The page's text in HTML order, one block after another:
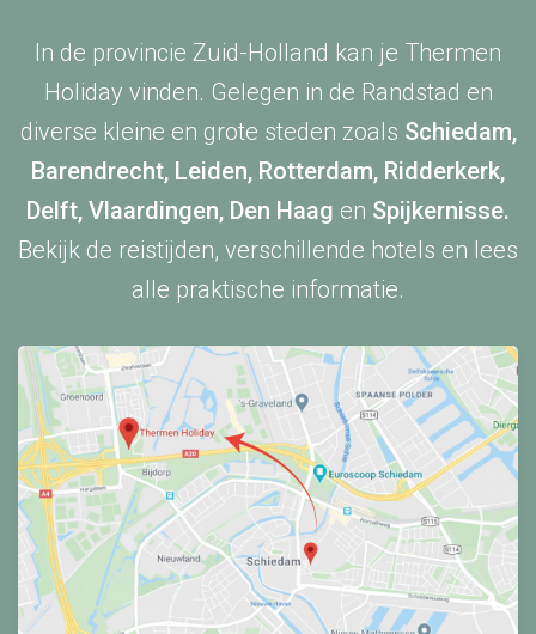
In de provincie Zuid-Holland kan je Thermen
Holiday vinden. Gelegen in de Randstad en
diverse kleine en grote steden zoals Schiedam,
Barendrecht, Leiden, Rotterdam, Ridderkerk,
Delft, Vlaardingen, Den Haag en Spijkernisse.
Bekijk de reistijden, verschillende hotels en lees
alle praktische informatie.